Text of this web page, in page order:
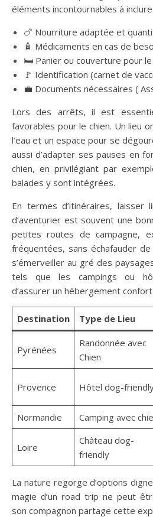
éléments incontournables à
🍗 Nourriture adaptée et
🧴 Médicaments en cas de
🛏️ Panier ou couverture pour
🚩 Identification (carnet de
💼 Documents nécessaires (
Lors des arrêts, il est
favorables pour le chien. Un lieu
l’eau et un espace pour se
aussi d’adapter ses pauses en
chien, en privilégiant par
balades y sont intégrées.
En termes d’itinéraires,
d’aventurier est souvent une
petites routes de campagne,
fréquentées, sans échafauder
s’émerveiller au gré des
tels que les campings ou
d’assurer un hébergement
Destination Type de Lieu
Pyrénées
Randonnée avec
Chien
Provence Hôtel dog-
Normandie
Camping avec
Loire
Château dog-
friendly
La nature regorge d’options
magie d’un road trip ne peut
son compagnon partage cette